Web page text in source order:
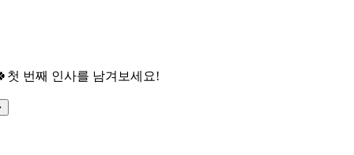
첫 번째 인사를 남겨보세요!